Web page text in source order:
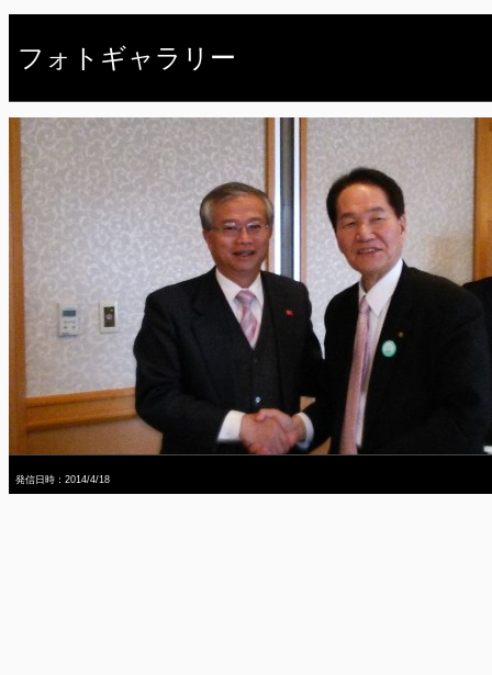
フォトギャラリー
発信日時：2014/4/18